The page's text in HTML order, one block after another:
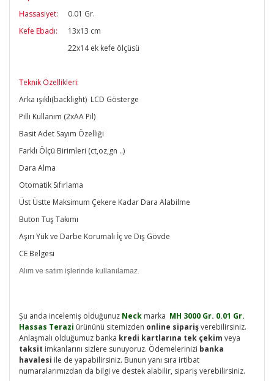
Hassasiyet:
0.01 Gr.
Kefe Ebadı:
13x13 cm
22x14 ek kefe ölçüsü
Teknik Özellikleri:
Arka ışıklı(backlight) LCD Gösterge
Pilli Kullanım (2xAA Pil)
Basit Adet Sayım Özelliği
Farklı Ölçü Birimleri (ct,oz,gn ..)
Dara Alma
Otomatik Sıfırlama
Üst Üstte Maksimum Çekere Kadar Dara Alabilme
Buton Tuş Takımı
Aşırı Yük ve Darbe Korumalı İç ve Dış Gövde
CE Belgesi
Alım ve satım işlerinde kullanılamaz.
Şu anda incelemiş olduğunuz Neck marka MH 3000 Gr. 0.01 Gr.
Hassas Terazi ürününü sitemizden online siparişverebilirsiniz.
Anlaşmalı olduğumuz banka kredi kartlarına tek çekim veya
taksit imkanlarını sizlere sunuyoruz. Ödemelerinizi banka
havalesi ile de yapabilirsiniz. Bunun yanı sıra irtibat
numaralarımızdan da bilgi ve destek alabilir, sipariş verebilirsiniz.